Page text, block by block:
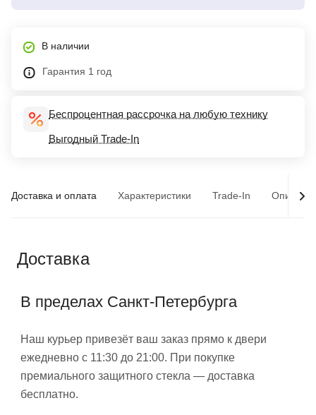
В наличии
Гарантия 1 год
Беспроцентная рассрочка на любую технику
Выгодный Trade-In
Доставка и оплата Характеристики Trade-In
Доставка
В пределах Санкт-Петербурга
Наш курьер привезёт ваш заказ прямо к двери
ежедневно с 11:30 до 21:00. При покупке
премиального защитного стекла — доставка
бесплатно.